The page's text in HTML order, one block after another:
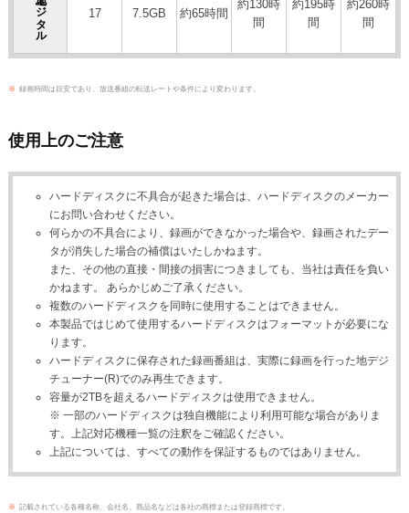
地上デジタル 17 7.5GB 約65時間
約130時
間
約195時
間
約260時
間
※ 録画時間は目安であり、放送番組の転送レートや条件により変わります。
使用上のご注意
ハードディスクに不具合が起きた場合は、ハードディスクのメーカー
にお問い合わせください。
何らかの不具合により、録画ができなかった場合や、録画されたデー
タが消失した場合の補償はいたしかねます。
また、その他の直接・間接の損害につきましても、当社は責任を負い
かねます。 あらかじめご了承ください。
複数のハードディスクを同時に使用することはできません。
本製品ではじめて使用するハードディスクはフォーマットが必要にな
ります。
ハードディスクに保存された録画番組は、実際に録画を行った地デジ
チューナー(R)でのみ再生できます。
容量が2TBを超えるハードディスクは使用できません。
※ 一部のハードディスクは独自機能により利用可能な場合がありま
す。上記対応機種一覧の注釈をご確認ください。
上記については、すべての動作を保証するものではありません。
※ 記載されている各種名称、会社名、商品名などは各社の商標または登録商標です。